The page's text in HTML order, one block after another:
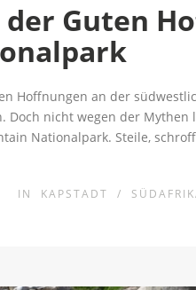
Guten
Hoffnungen an der
Doch nicht wegen der
Nationalpark. Steile,
IN KAPSTADT /